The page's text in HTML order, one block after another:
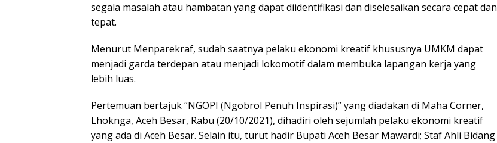
segala masalah atau hambatan yang dapat diidentifikasi dan diselesaikan secara cepat dan
tepat.
Menurut Menparekraf, sudah saatnya pelaku ekonomi kreatif khususnya UMKM dapat
menjadi garda terdepan atau menjadi lokomotif dalam membuka lapangan kerja yang
lebih luas.
Pertemuan bertajuk “NGOPI (Ngobrol Penuh Inspirasi)” yang diadakan di Maha Corner,
Lhoknga, Aceh Besar, Rabu (20/10/2021), dihadiri oleh sejumlah pelaku ekonomi kreatif
yang ada di Aceh Besar. Selain itu, turut hadir Bupati Aceh Besar Mawardi; Staf Ahli Bidang